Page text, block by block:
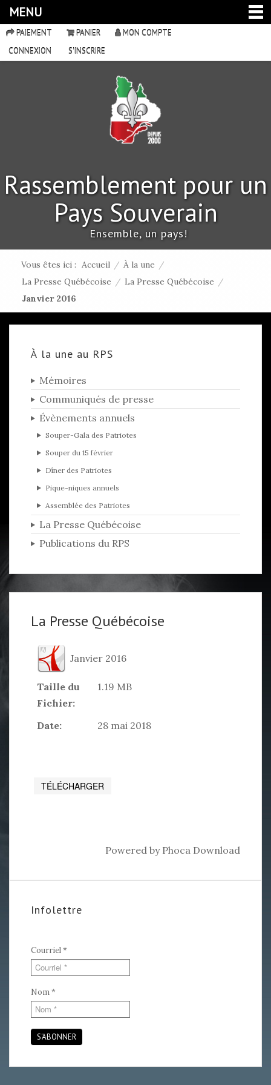
MENU
PAIEMENT PANIER
MON COMPTE
CONNEXION
S'INSCRIRE
Rassemblement pour un
Pays Souverain
Ensemble, un pays!
Vous êtes ici : Accueil / À la une /
La Presse Québécoise / La Presse Québécoise /
Janvier 2016
À la une au RPS
Mémoires
Communiqués de presse
Évènements annuels
Souper-Gala des Patriotes
Souper du 15 février
Dîner des Patriotes
Pique-niques annuels
Assemblée des Patriotes
La Presse Québécoise
Publications du RPS
La Presse Québécoise
Janvier 2016
Taille du
Fichier:
1.19 MB
Date: 28 mai 2018
Powered by Phoca Download
Infolettre
Courriel*
Nom*
S'ABONNER